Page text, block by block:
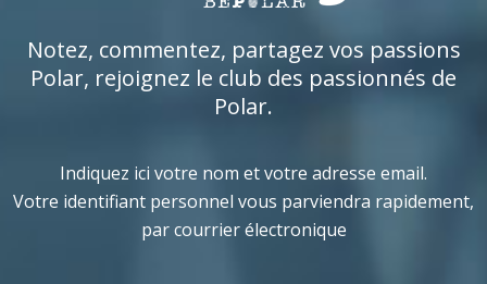
Notez, commentez, partagez vos passions
Polar, rejoignez le club des passionnés de
Polar.
Indiquez ici votre nom et votre adresse email.
Votre identifiant personnel vous parviendra rapidement,
par courrier électronique